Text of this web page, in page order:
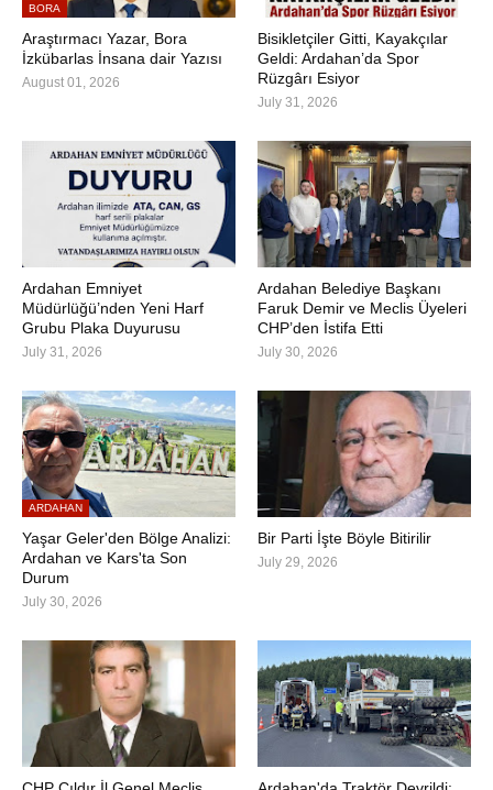
BORA
Araştırmacı Yazar, Bora
İzkübarlas İnsana dair Yazısı
August 01, 2026
Bisikletçiler Gitti, Kayakçılar
Geldi: Ardahan’da Spor
Rüzgârı Esiyor
July 31, 2026
Ardahan Emniyet
Müdürlüğü’nden Yeni Harf
Grubu Plaka Duyurusu
July 31, 2026
Ardahan Belediye Başkanı
Faruk Demir ve Meclis Üyeleri
CHP’den İstifa Etti
July 30, 2026
ARDAHAN
Yaşar Geler'den Bölge Analizi:
Ardahan ve Kars'ta Son
Durum
July 30, 2026
Bir Parti İşte Böyle Bitirilir
July 29, 2026